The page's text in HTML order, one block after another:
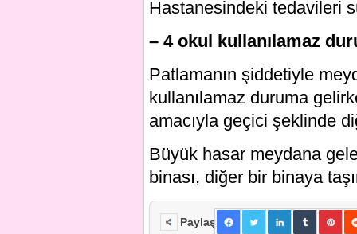
Hastanesindeki tedavileri
– 4 okul kullanılamaz
Patlamanın şiddetiyle
kullanılamaz duruma
amacıyla geçici şeklinde
Büyük hasar meydana
binası, diğer bir binaya
Paylaş